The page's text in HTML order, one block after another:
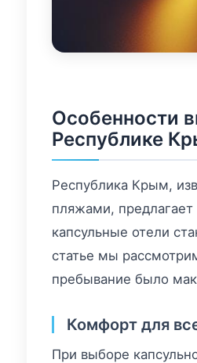
Особенности
Республике
Республика Крым,
пляжами,
капсульные отели
статье мы
пребывание было
Комфорт для
При выборе